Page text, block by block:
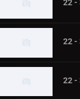
22 -
22 -
22 -